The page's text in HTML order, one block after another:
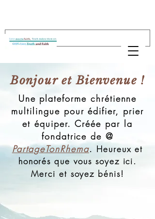
Bonjour et Bienvenue !
Une plateforme chrétienne
multilingue pour édifier, prier
et équiper. Créée par la
fondatrice de @
PartageTonRhema. Heureux et
honorés que vous soyez ici.
Merci et soyez bénis!